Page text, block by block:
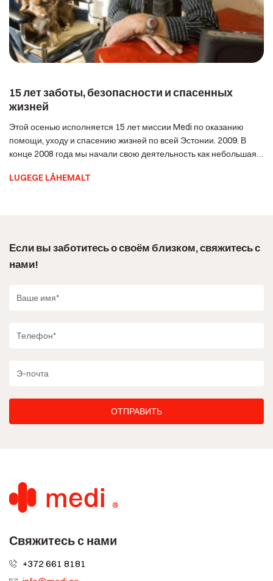
15 лет заботы, безопасности и спасенных
жизней
Этой осенью исполняется 15 лет миссии Medi по оказанию
помощи, уходу и спасению жизней по всей Эстонии. 2009. В
конце 2008 года мы начали свою деятельность как небольшая
каждый человек чувствовал себя в безопасности в своем
LUGEGE LÄHEMALT
Если вы заботитесь о своём близком, свяжитесь с
нами!
Свяжитесь с нами
+372 661 8181